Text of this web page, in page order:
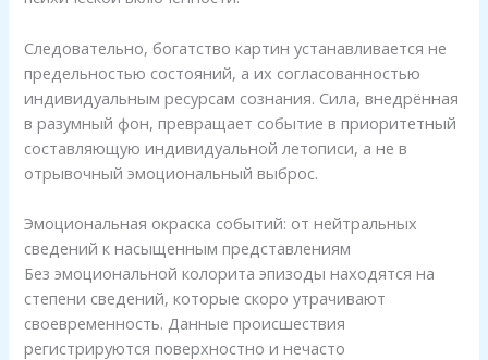
Следовательно, богатство картин устанавливается не
предельностью состояний, а их согласованностью
индивидуальным ресурсам сознания. Сила, внедрённая
в разумный фон, превращает событие в приоритетный
составляющую индивидуальной летописи, а не в
отрывочный эмоциональный выброс.
Эмоциональная окраска событий: от нейтральных
сведений к насыщенным представлениям
Без эмоциональной колорита эпизоды находятся на
степени сведений, которые скоро утрачивают
своевременность. Данные происшествия
регистрируются поверхностно и нечасто